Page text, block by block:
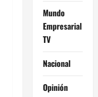
Mundo
Empresarial
TV
Nacional
Opinión